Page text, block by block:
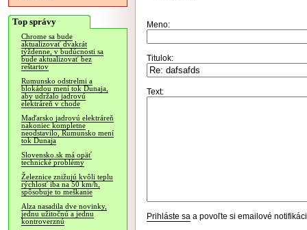
Top správy
Chrome sa bude
aktualizovať dvakrát
týždenne, v budúcnosti sa
bude aktualizovať bez
reštartov
Rumunsko odstrelmi a
blokádou mení tok Dunaja,
aby udržalo jadrovú
elektráreň v chode
Maďarsko jadrovú elektráreň
nakoniec kompletne
neodstavilo, Rumunsko mení
tok Dunaja
Slovensko.sk má opäť
technické problémy
Železnice znižujú kvôli teplu
rýchlosť iba na 50 km/h,
spôsobuje to meškanie
Alza nasadila dve novinky,
jednu užitočnú a jednu
kontroverznú
Meno:
Titulok:
Text:
Prihláste sa a povoľte si emailové